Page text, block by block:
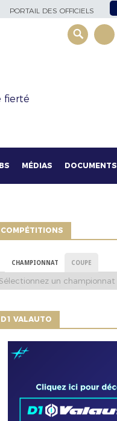
PORTAIL DES OFFICIELS
fierté
MÉDIAS DOCUMENTS
COMPÉTITIONS
CHAMPIONNAT COUPE
D1 VALAUTO